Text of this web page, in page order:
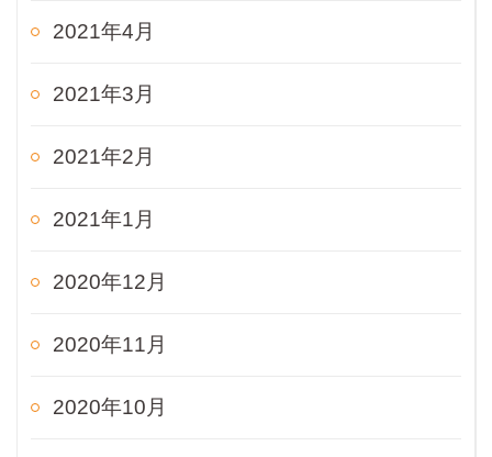
2021年4月
2021年3月
2021年2月
2021年1月
2020年12月
2020年11月
2020年10月